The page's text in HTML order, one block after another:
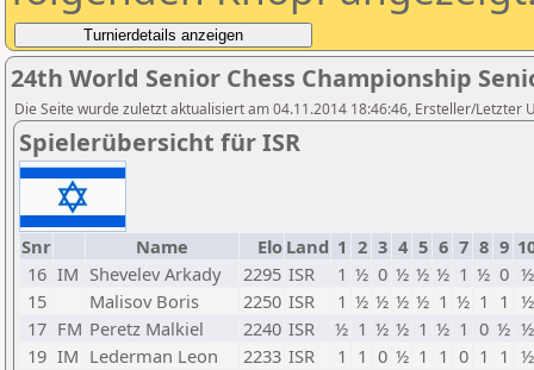
24th World Senior Chess Championship
Die Seite wurde zuletzt aktualisiert am 04.11.2014 18:46:46, Ersteller/Letzter
Spielerübersicht für ISR
Snr Name Elo Land 1 2 3 4 5 6 7 8 9
16 IM Shevelev Arkady 2295 ISR 1 ½ 0 ½ ½ ½ 1 ½ 0 ½
15
Malisov Boris 2250 ISR 1 ½ ½ ½ ½ 1 ½ 1 1 ½
17 FM Peretz Malkiel 2240 ISR ½ 1 ½ ½ 1 ½ 1 0 ½ ½
19 IM Lederman Leon 2233 ISR 1 1 0 ½ 1 1 0 1 1 ½